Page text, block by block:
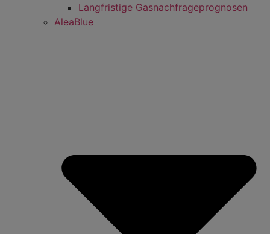
Langfristige Gasnachfrageprognosen
AleaBlue